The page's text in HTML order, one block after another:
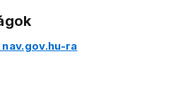
ra